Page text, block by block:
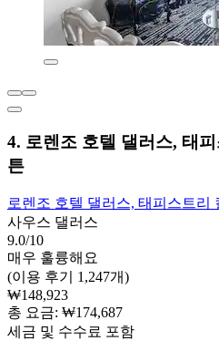
4. 로렌조 호텔 댈러스, 태
튼
로렌조 호텔 댈러스, 태피스트리
사우스 댈러스
9.0/10
매우 훌륭해요
(이용 후기 1,247개)
₩148,923
총 요금: ₩174,687
세금 및 수수료 포함